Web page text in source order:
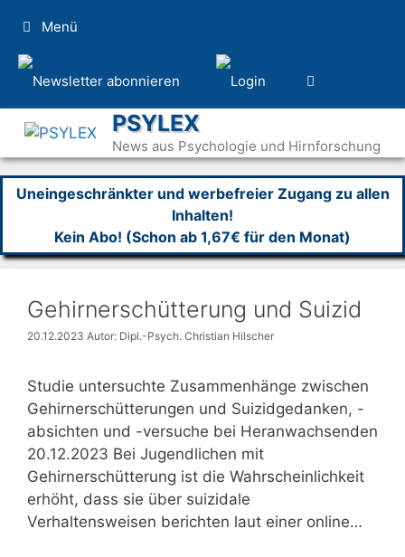
Inhalt
springen
Menü
PSYLEX
News aus Psychologie und Hirnforschung
Uneingeschränkter und werbefreier Zugang zu allen
Inhalten!
Kein Abo! (Schon ab 1,67€ für den Monat)
Gehirnerschütterung und Suizid
20.12.2023 Autor: Dipl.-Psych. Christian Hilscher
Studie untersuchte Zusammenhänge zwischen
Gehirnerschütterungen und Suizidgedanken, -
absichten und -versuche bei Heranwachsenden
20.12.2023 Bei Jugendlichen mit
Gehirnerschütterung ist die Wahrscheinlichkeit
erhöht, dass sie über suizidale
Verhaltensweisen berichten laut einer online…